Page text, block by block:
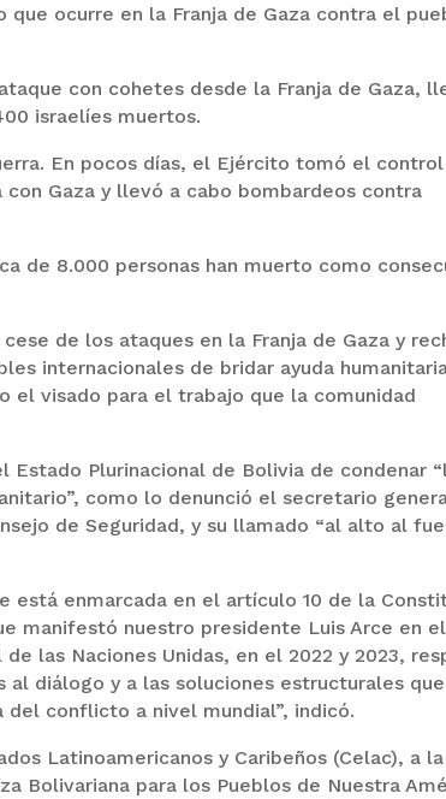
ocurre en la Franja de Gaza contra el
con cohetes desde la Franja de Gaza,
israelíes muertos.
En pocos días, el Ejército tomó el
Gaza y llevó a cabo bombardeos contra
de 8.000 personas han muerto como
de los ataques en la Franja de Gaza y
internacionales de bridar ayuda
el visado para el trabajo que la comunidad
Plurinacional de Bolivia de condenar
como lo denunció el secretario
de Seguridad, y su llamado “al alto al
está enmarcada en el artículo 10 de la
manifestó nuestro presidente Luis Arce en
las Naciones Unidas, en el 2022 y 2023,
diálogo y a las soluciones estructurales que
conflicto a nivel mundial”, indicó.
Latinoamericanos y Caribeños (Celac), a la
Bolivariana para los Pueblos de Nuestra